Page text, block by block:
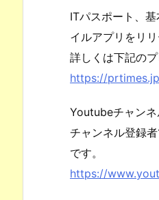
ITパスポート、
イルアプリをリリ
詳しくは下記の
https://
Youtubeチャンネ
チャンネル登録
です。
https://